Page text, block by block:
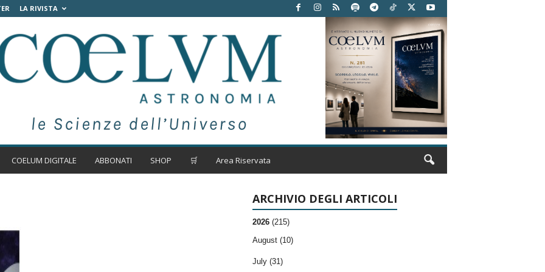
LA RIVISTA
COELUM DIGITALE ABBONATI SHOP 🛒 Area Riservata
ARCHIVIO DEGLI ARTICOLI
2026 (215)
August (10)
July (31)